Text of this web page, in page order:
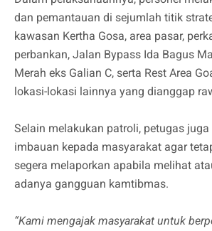
dan pemantauan di sejumlah titik
kawasan Kertha Gosa, area pasar,
perbankan, Jalan Bypass Ida Bagus
Merah eks Galian C, serta Rest Area
lokasi-lokasi lainnya yang dianggap
Selain melakukan patroli, petugas
imbauan kepada masyarakat agar
segera melaporkan apabila melihat
adanya gangguan kamtibmas.
“Kami mengajak masyarakat untuk